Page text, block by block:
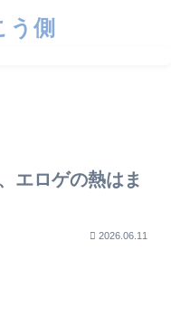
エロゲの熱はま
2026.06.11